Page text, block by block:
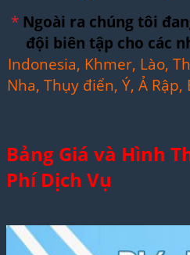
* Ngoài ra chúng tôi
đội biên tập cho các
Indonesia, Khmer, Lào,
Nha, Thụy điển, Ý, Ả
Bảng Giá và Hình
Phí Dịch Vụ